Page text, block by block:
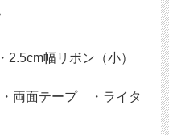
幅リボン（小）
両面テープ ・ライタ